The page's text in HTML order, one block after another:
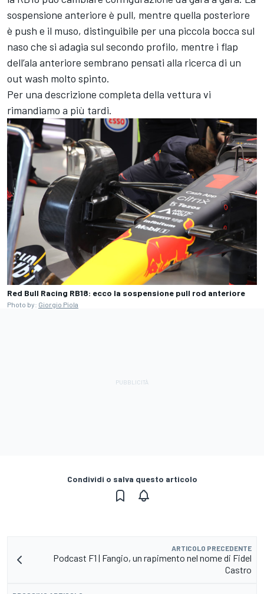
sospensione anteriore è pull, mentre quella posteriore
è push e il muso, distinguibile per una piccola bocca sul
naso che si adagia sul secondo profilo, mentre i flap
dell’ala anteriore sembrano pensati alla ricerca di un
out wash molto spinto.
Per una descrizione completa della vettura vi
rimandiamo a più tardi.
Red Bull Racing RB18: ecco la sospensione pull rod anteriore
Photo by: Giorgio Piola
Condividi o salva questo articolo
ARTICOLO PRECEDENTE
Podcast F1 | Fangio, un rapimento nel nome di Fidel
Castro